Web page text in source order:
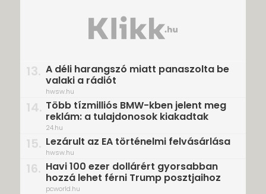
13. A déli harangszó miatt panaszolta be
valaki a rádiót
hwsw.hu
14. Több tízmilliós BMW-kben jelent meg
reklám: a tulajdonosok kiakadtak
24.hu
15. Lezárult az EA történelmi felvásárlása
hwsw.hu
16. Havi 100 ezer dollárért gyorsabban
hozzá lehet férni Trump posztjaihoz
pcworld.hu